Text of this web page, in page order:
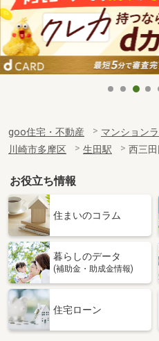
goo住宅・不動産 マンション
川崎市多摩区
生田駅 西三
お役立ち情報
住まいのコラム
暮らしのデータ
(補助金・助成金情報)
住宅ローン